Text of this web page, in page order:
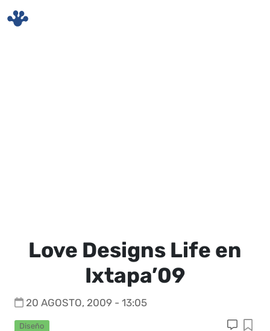
Love Designs Life en
Ixtapa’09
20 AGOSTO, 2009 - 13:05
Diseño